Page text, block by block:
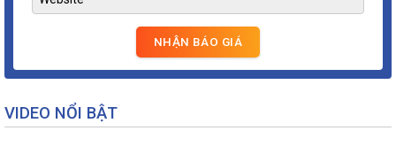
VIDEO NỔI BẬT